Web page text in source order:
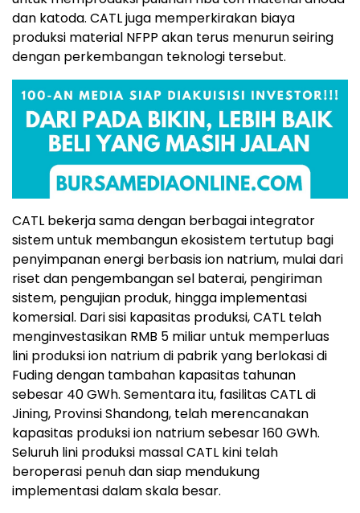
dan katoda. CATL juga memperkirakan biaya
produksi material NFPP akan terus menurun seiring
dengan perkembangan teknologi tersebut.
CATL bekerja sama dengan berbagai integrator
sistem untuk membangun ekosistem tertutup bagi
penyimpanan energi berbasis ion natrium, mulai dari
riset dan pengembangan sel baterai, pengiriman
sistem, pengujian produk, hingga implementasi
komersial. Dari sisi kapasitas produksi, CATL telah
menginvestasikan RMB 5 miliar untuk memperluas
lini produksi ion natrium di pabrik yang berlokasi di
Fuding dengan tambahan kapasitas tahunan
sebesar 40 GWh. Sementara itu, fasilitas CATL di
Jining, Provinsi Shandong, telah merencanakan
kapasitas produksi ion natrium sebesar 160 GWh.
Seluruh lini produksi massal CATL kini telah
beroperasi penuh dan siap mendukung
implementasi dalam skala besar.